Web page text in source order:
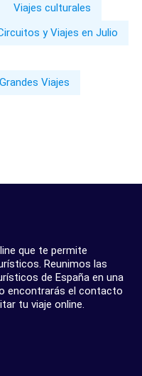
Viajes culturales
y Viajes en Julio
Grandes Viajes
que te permite
Reunimos las
de España en una
encontrarás el contacto
tu viaje online.